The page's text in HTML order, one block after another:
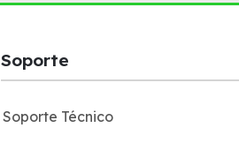
Soporte
Soporte Técnico